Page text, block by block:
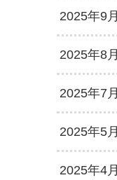
2025年9月
2025年8月
2025年7月
2025年5月
2025年4月